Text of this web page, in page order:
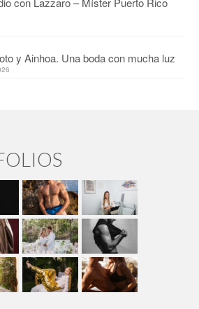
y Ainhoa. Una boda con mucha luz